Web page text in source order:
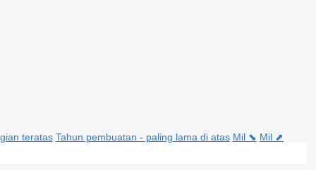
teratas Tahun pembuatan - paling lama di atas Mil ⬊ Mil ⬈